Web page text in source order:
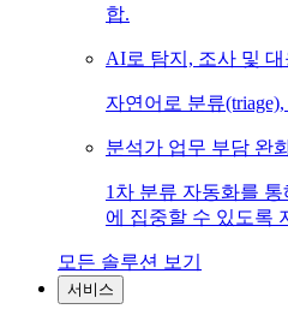
합.
AI로 탐지, 조사 및 대
자연어로 분류
분석가 업무 부담 완
1차 분류 자동화를
에 집중할 수 있도록
모든 솔루션 보기
서비스